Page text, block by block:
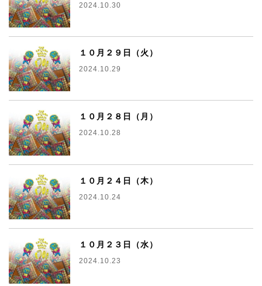
2024.10.30
１０月２９日（火）
2024.10.29
１０月２８日（月）
2024.10.28
１０月２４日（木）
2024.10.24
１０月２３日（水）
2024.10.23